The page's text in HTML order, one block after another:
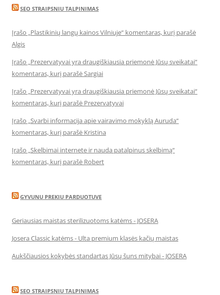
SEO STRAIPSNIU TALPINIMAS
Įrašo „Plastikinių langų kainos Vilniuje“ komentaras, kurį parašė
Algis
Įrašo „Prezervatyvai yra draugiškiausia priemonė Jūsų sveikatai“
komentaras, kurį parašė Sargiai
Įrašo „Prezervatyvai yra draugiškiausia priemonė Jūsų sveikatai“
komentaras, kurį parašė Prezervatyvai
Įrašo „Svarbi informacija apie vairavimo mokyklą Auruda“
komentaras, kurį parašė Kristina
Įrašo „Skelbimai internete ir nauda patalpinus skelbimą“
komentaras, kurį parašė Robert
GYVUNU PREKIU PARDUOTUVE
Geriausias maistas sterilizuotoms katėms - JOSERA
Josera Classic katėms - Ulta premium klasės kačių maistas
Aukščiausios kokybės standartas Jūsų šuns mitybai - JOSERA
SEO STRAIPSNIU TALPINIMAS